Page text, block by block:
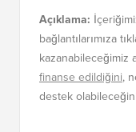
Açıklama:
bağlantılarımıza
kazanabileceğimiz
finanse edildiğini,
destek